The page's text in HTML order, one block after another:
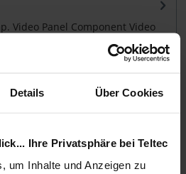
Details Über Cookies
Ihre Privatsphäre bei Teltec
um Inhalte und Anzeigen zu
Video Panel Component Video
Safety Information